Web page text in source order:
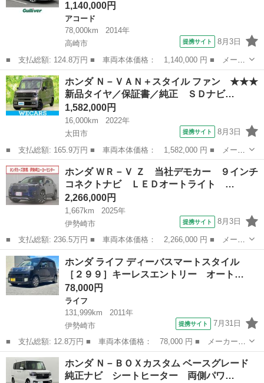
1,140,000円
アコード
78,000km
2014年
高崎市
提携サイト 8月3日
■ 支払総額: 124.8万円 ■ 車両本体価格： 1,140,000 円 ■ メーカ
ー名： ホンダ ■ 車種名： アコードハイブリッド ■ グレード
名： ＬＸ 純正ＨＤＤインターナビ リンクアップフリー フルセ
グＴＶ Ｃ...
群馬 高崎市 アコード
ホンダ Ｎ－ＶＡＮ＋スタイル ファン ★★★
新品タイヤ／保証書／純正 ＳＤナビ…
1,582,000円
16,000km
2022年
太田市
提携サイト 8月3日
■ 支払総額: 165.9万円 ■ 車両本体価格： 1,582,000 円 ■ メーカ
ー名： ホンダ ■ 車種名： Ｎ－ＶＡＮ＋スタイル ■ グレード
名： ファン ★★★新品タイヤ／保証書／純正 ＳＤナビ／衝突安
全装置／車...
群馬 太田市 ホンダ
ホンダ ＷＲ－Ｖ Ｚ 当社デモカー ９インチ
コネクトナビ ＬＥＤオートライト …
2,266,000円
1,667km
2025年
伊勢崎市
提携サイト 8月3日
■ 支払総額: 236.5万円 ■ 車両本体価格： 2,266,000 円 ■ メーカ
ー名： ホンダ ■ 車種名： ＷＲ－Ｖ ■ グレード名： Ｚ 当社
デモカー ９インチコネクトナビ ＬＥＤオートライト オートハイ
ビーム ...
群馬 伊勢崎市 ホンダ
ホンダ ライフ ディーバスマートスタイル
［２９９］キーレスエントリー オート…
78,000円
ライフ
131,999km
2011年
伊勢崎市
提携サイト 7月31日
■ 支払総額: 12.8万円 ■ 車両本体価格： 78,000 円 ■ メーカー
名： ホンダ ■ 車種名： ライフ ■ グレード名： ディーバスマ
ートスタイル ［２９９］キーレスエントリー オートエアコン ア
ルミホイール ...
群馬 伊勢崎市 ライフ
ホンダ Ｎ－ＢＯＸカスタム ベースグレード
純正ナビ シートヒーター 両側パワ…